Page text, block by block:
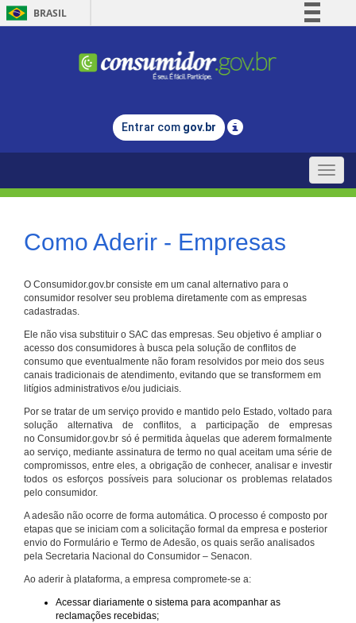
BRASIL
Comunica BR
Legislação
Entrar com gov.br
Toggle
Como Aderir - Empresas
O Consumidor.gov.br consiste em um canal alternativo para o
consumidor resolver seu problema diretamente com as empresas
cadastradas.
Ele não visa substituir o SAC das empresas. Seu objetivo é ampliar o
acesso dos consumidores à busca pela solução de conflitos de
consumo que eventualmente não foram resolvidos por meio dos seus
canais tradicionais de atendimento, evitando que se transformem em
litígios administrativos e/ou judiciais.
Por se tratar de um serviço provido e mantido pelo Estado, voltado para
solução alternativa de conflitos, a participação de empresas
no Consumidor.gov.br só é permitida àquelas que aderem formalmente
ao serviço, mediante assinatura de termo no qual aceitam uma série de
compromissos, entre eles, a obrigação de conhecer, analisar e investir
todos os esforços possíveis para solucionar os problemas relatados
pelo consumidor.
A adesão não ocorre de forma automática. O processo é composto por
etapas que se iniciam com a solicitação formal da empresa e posterior
envio do Formulário e Termo de Adesão, os quais serão analisados
pela Secretaria Nacional do Consumidor – Senacon.
Ao aderir à plataforma, a empresa compromete-se a:
Acessar diariamente o sistema para acompanhar as
reclamações recebidas;